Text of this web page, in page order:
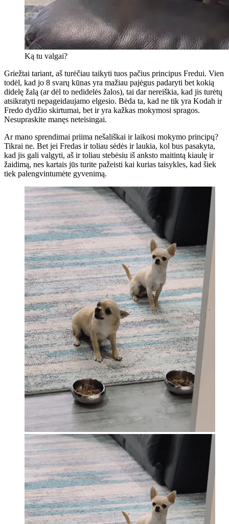
Ką tu valgai?
Griežtai tariant, aš turėčiau taikyti tuos pačius principus Fredui. Vien
todėl, kad jo 8 svarų kūnas yra mažiau pajėgus padaryti bet kokią
didelę žalą (ar dėl to nedidelės žalos), tai dar nereiškia, kad jis turėtų
atsikratyti nepageidaujamo elgesio. Bėda ta, kad ne tik yra Kodah ir
Fredo dydžio skirtumai, bet ir yra kažkas mokymosi spragos.
Nesupraskite manęs neteisingai.
Ar mano sprendimai priima nešališkai ir laikosi mokymo principų?
Tikrai ne. Bet jei Fredas ir toliau sėdės ir laukia, kol bus pasakyta,
kad jis gali valgyti, aš ir toliau stebėsiu iš anksto maitintą kiaulę ir
žaidimą, nes kartais jūs turite pažeisti kai kurias taisykles, kad šiek
tiek palengvintumėte gyvenimą.